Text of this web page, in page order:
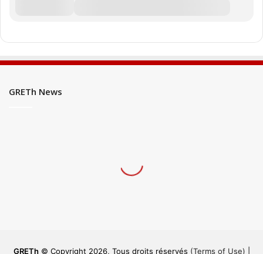
GRETh News
GRETh© Copyright 2026, Tous droits réservés (Terms of Use)